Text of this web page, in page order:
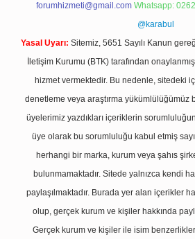
forumhizmeti@gmail.com Whatsapp:
@karabul
Yasal Uyarı: Sitemiz, 5651 Sayılı Kanun
İletişim Kurumu (BTK) tarafından
hizmet vermektedir. Bu nedenle, sitedeki
denetleme veya araştırma yükümlülüğümüz
üyelerimiz yazdıkları içeriklerin
üye olarak bu sorumluluğu kabul etmiş
herhangi bir marka, kurum veya şahıs
bulunmamaktadır. Sitede yalnızca kendi
paylaşılmaktadır. Burada yer alan içerikler
olup, gerçek kurum ve kişiler hakkında
Gerçek kurum ve kişiler ile isim